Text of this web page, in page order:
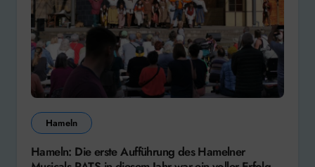
Hameln
Hameln: Die erste Aufführung des Hamelner